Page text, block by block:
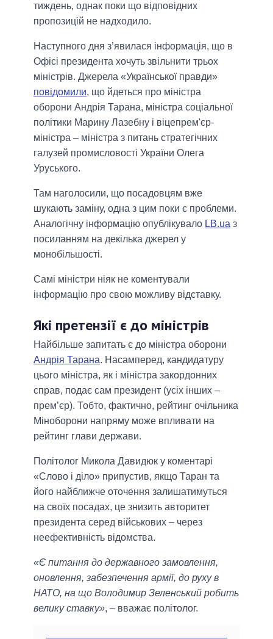
тиждень, однак поки що відповідних
пропозицій не надходило.
Наступного дня з’явилася інформація, що в
Офісі президента хочуть звільнити трьох
міністрів. Джерела «Української правди»
повідомили, що йдеться про міністра
оборони Андрія Тарана, міністра соціальної
політики Марину Лазебну і віцепрем'єр-
міністра – міністра з питань стратегічних
галузей промисловості України Олега
Уруського.
Там наголосили, що посадовцям вже
шукають заміну, одна з цим поки є проблеми.
Аналогічну інформацію опублікувало LB.ua з
посиланням на декілька джерел у
монобільшості.
Самі міністри ніяк не коментували
інформацію про свою можливу відставку.
Які претензії є до міністрів
Найбільше запитать є до міністра оборони
Андрія Тарана. Насамперед, кандидатуру
цього міністра, як і міністра закордонних
справ, подає сам президент (усіх інших –
прем’єр). Тобто, фактично, рейтинг очільника
Міноборони напряму може впливати на
рейтинг глави держави.
Політолог Микола Давидюк у коментарі
«Слово і діло» припустив, якщо Таран та
його найближче оточення залишатимуться
на своїх посадах, це знизить авторитет
президента серед військових – через
неефективність відомства.
«Є питання до державного замовлення,
оновлення, забезпечення армії, до руху в
НАТО, на що Володимир Зеленський робить
велику ставку», – вважає політолог.